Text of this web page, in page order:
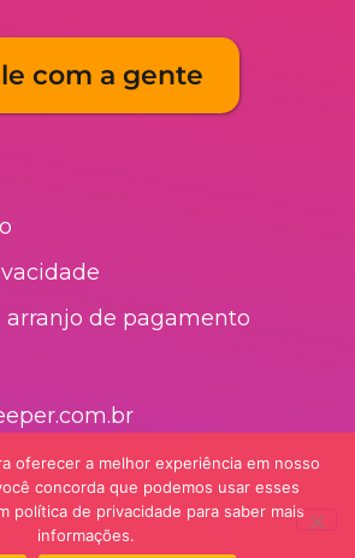
com a gente
de pagamento​
oferecer a melhor experiência em nosso
concorda que podemos usar esses
política de privacidade para saber mais
informações.